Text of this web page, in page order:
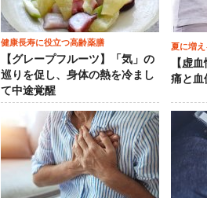
健康長寿に役立つ高齢薬膳
【グレープフルーツ】「気」の
巡りを促し、身体の熱を冷まし
て中途覚醒
夏に増
【虚
痛と血